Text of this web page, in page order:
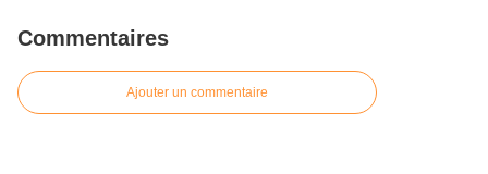
Commentaires
Ajouter un commentaire